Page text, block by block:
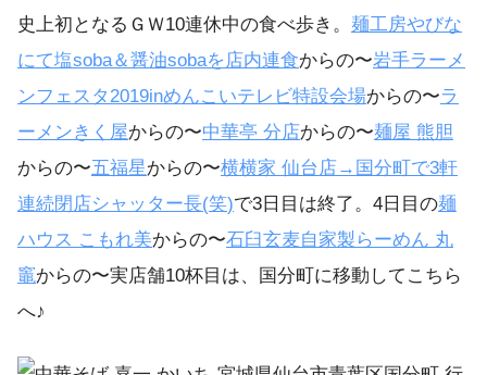
史上初となるＧＷ10連休中の食べ歩き。 麺工房やびな
にて塩soba＆醤油sobaを店内連食からの〜岩手ラーメ
ンフェスタ 2019inめんこいテレビ特設会場からの〜ラ
ーメンきく屋からの〜中華亭 分店からの〜麺屋 熊胆
からの〜五福星からの〜横横家 仙台店→ 国分町で3軒
連続閉店シャッター長(笑)で3日目は終了。4日目の麺
ハウス こもれ美からの〜石臼玄麦自家製らーめん 丸
竈からの〜実店舗10杯目は、国分町に移動してこちら
へ♪